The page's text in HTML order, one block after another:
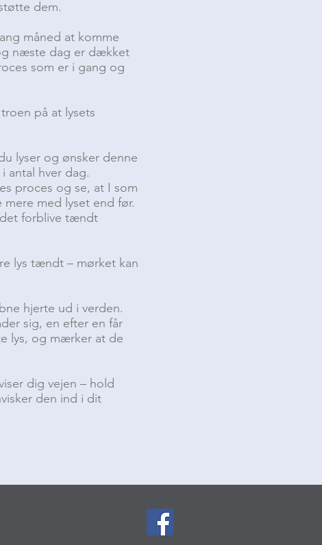
dem.
måned at komme
næste dag er dækket
som er i gang og
på at lysets
lyser og ønsker denne
antal hver dag.
proces og se, at I som
med lyset end før.
forblive tændt
lys tændt – mørket kan
hjerte ud i verden.
sig, en efter en får
lys, og mærker at de
dig vejen – hold
den ind i dit